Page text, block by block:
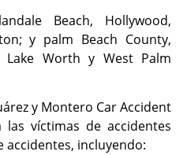
Beach, Hollywood,
y palm Beach County,
Lake Worth y West Palm
y Montero Car Accident
víctimas de accidentes
accidentes, incluyendo: